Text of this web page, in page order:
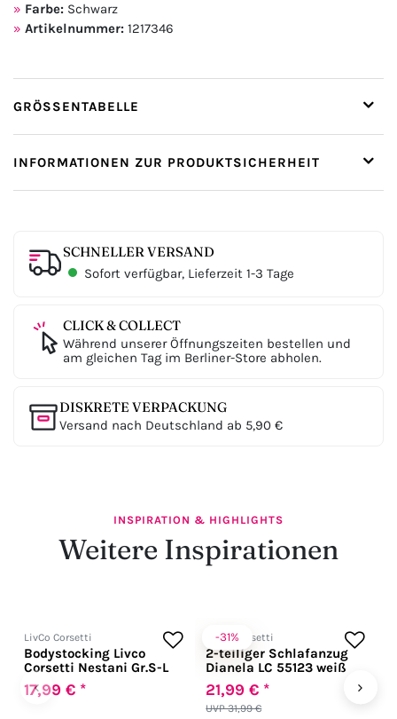
Farbe: Schwarz
Artikelnummer: 1217346
GRÖSSENTABELLE
INFORMATIONEN ZUR PRODUKTSICHERHEIT
SCHNELLER VERSAND
Sofort verfügbar, Lieferzeit 1-3 Tage
CLICK & COLLECT
Während unserer Öffnungszeiten bestellen und
am gleichen Tag im Berliner-Store abholen.
DISKRETE VERPACKUNG
Versand nach Deutschland ab 5,90 €
INSPIRATION & HIGHLIGHTS
Weitere Inspirationen
‹
LivCo Corsetti
Bodystocking Livco
Corsetti Nestani Gr.S-L
17,99 € *
-31%
LivCo Corsetti
2-teiliger Schlafanzug
Dianela LC 55123 weiß
UVP 31,99 €
21,99 € * ›